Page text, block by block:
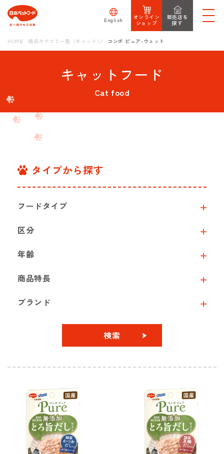
English
オンライン
ショップ
販売店を
探す
HOME 商品カテゴリ一覧（キャット） コンボ ピュア-ウェット
キャットフード
Cat food
タイプから探す
フードタイプ
区分
年齢
商品特長
ブランド
検索